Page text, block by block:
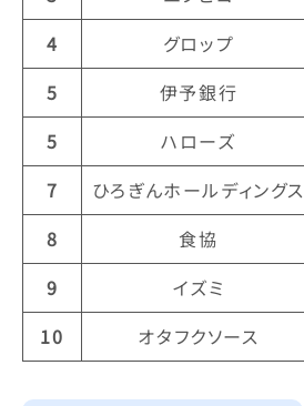
4
グロップ
5
伊予銀行
5
ハローズ
7
ひろぎんホールディングス
8
食協
9
イズミ
10
オタフクソース